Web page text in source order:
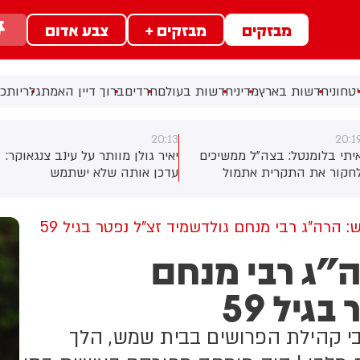
מבזקים מבזקים + צבע אדום
חדשות בארץמדיניחדשות בעולםחרדיםברוך דיין האמתגלריות
גולן מוותר על עינב צנגאוקר:
אותה שלא ישתמש
20:12
באיראן טוענים: ספינות אמריקניות
"וציוניות" לא יוכלו לעבור
רבי מנחם גולדשמיד זצ"ל נפטר בגיל 59
רבי מנחם
59
קהילת הפרושים בבית שמש, הלך